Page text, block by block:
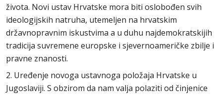
života. Novi ustav Hrvatske mora biti oslobođen svih
ideologijskih natruha, utemeljen na hrvatskim
državnopravnim iskustvima a u duhu najdemokratskijih
tradicija suvremene europske i sjevernoameričke zbilje i
pravne znanosti.
2. Uređenje novoga ustavnoga položaja Hrvatske u
Jugoslaviji. S obzirom da nam valja polaziti od činjenice